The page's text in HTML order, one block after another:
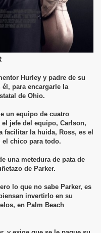
Hurley y padre de su
para encargarle la
de Ohio.
un equipo de cuatro
jefe del equipo, Carlson,
facilitar la huida, Ross, es el
el chico para todo.
una metedura de pata de
de Parker.
lo que no sabe Parker, es
invertirlo en su
en Palm Beach